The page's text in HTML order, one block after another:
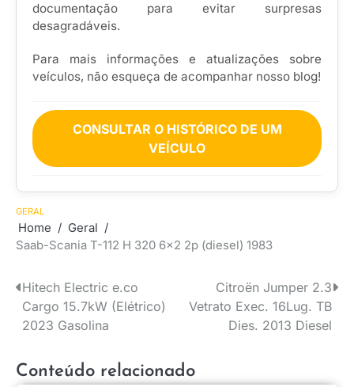
documentação para evitar surpresas
desagradáveis.
Para mais informações e atualizações sobre
veículos, não esqueça de acompanhar nosso blog!
CONSULTAR O HISTÓRICO DE UM
VEÍCULO
GERAL
Home
Geral
Saab-Scania T-112 H 320 6×2 2p (diesel) 1983
Navegação
de
Hitech Electric e.co
Cargo 15.7kW (Elétrico)
2023 Gasolina
Citroën Jumper 2.3
Vetrato Exec. 16Lug. TB
Dies. 2013 Diesel
Conteúdo relacionado